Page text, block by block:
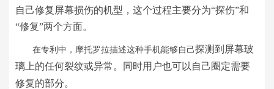
自己修复屏幕损伤的机型，这个过程主要分为“探伤”和
“修复”两个方面。
在专利中，摩托罗拉描述这种手机能够自己探测到屏幕玻
璃上的任何裂纹或异常。同时用户也可以自己圈定需要
修复的部分。